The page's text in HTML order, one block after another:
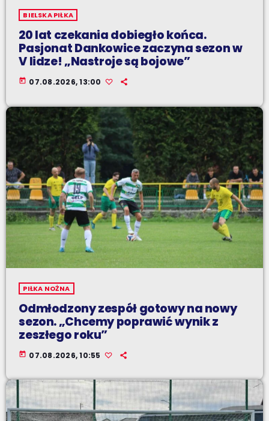
BIELSKA PIŁKA
20 lat czekania dobiegło końca.
Pasjonat Dankowice zaczyna sezon w
V lidze! „Nastroje są bojowe”
today 07.08.2026, 13:00
PIŁKA NOŻNA
Odmłodzony zespół gotowy na nowy
sezon. „Chcemy poprawić wynik z
zeszłego roku”
today 07.08.2026, 10:55